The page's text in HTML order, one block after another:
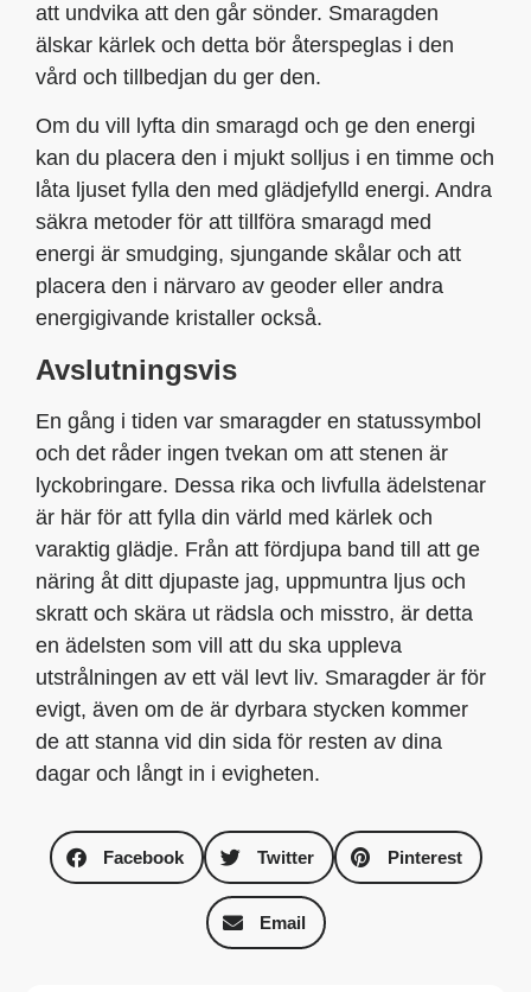
att undvika att den går sönder. Smaragden
älskar kärlek och detta bör återspeglas i den
vård och tillbedjan du ger den.
Om du vill lyfta din smaragd och ge den energi
kan du placera den i mjukt solljus i en timme och
låta ljuset fylla den med glädjefylld energi. Andra
säkra metoder för att tillföra smaragd med
energi är smudging, sjungande skålar och att
placera den i närvaro av geoder eller andra
energigivande kristaller också.
Avslutningsvis
En gång i tiden var smaragder en statussymbol
och det råder ingen tvekan om att stenen är
lyckobringare. Dessa rika och livfulla ädelstenar
är här för att fylla din värld med kärlek och
varaktig glädje. Från att fördjupa band till att ge
näring åt ditt djupaste jag, uppmuntra ljus och
skratt och skära ut rädsla och misstro, är detta
en ädelsten som vill att du ska uppleva
utstrålningen av ett väl levt liv. Smaragder är för
evigt, även om de är dyrbara stycken kommer
de att stanna vid din sida för resten av dina
dagar och långt in i evigheten.
Facebook Twitter Pinterest
Email